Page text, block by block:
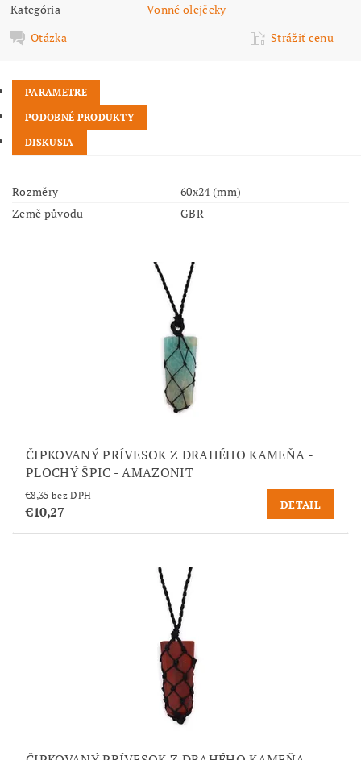
Kategória
Vonné olejčeky
Otázka
Strážiť cenu
PARAMETRE
PODOBNÉ PRODUKTY
DISKUSIA
Rozměry
60x24 (mm)
Země původu
GBR
ČIPKOVANÝ PRÍVESOK Z DRAHÉHO KAMEŇA -
PLOCHÝ ŠPIC - AMAZONIT
€8,35 bez DPH
€10,27 DETAIL